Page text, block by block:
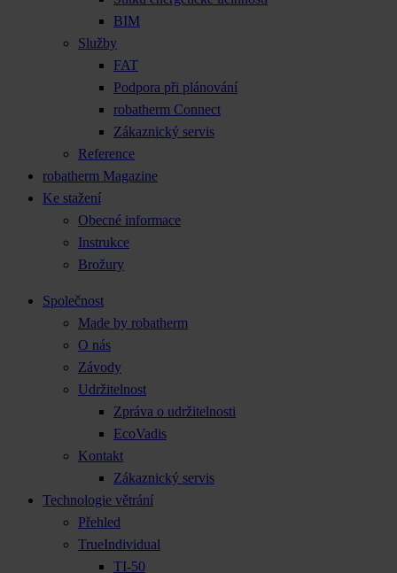
BIM
Služby
FAT
Podpora při plánování
robatherm Connect
Zákaznický servis
Reference
robatherm Magazine
Ke stažení
Obecné informace
Instrukce
Brožury
Společnost
Made by robatherm
O nás
Závody
Udržitelnost
Zpráva o udržitelnosti
EcoVadis
Kontakt
Zákaznický servis
Technologie větrání
Přehled
TrueIndividual
TI-50